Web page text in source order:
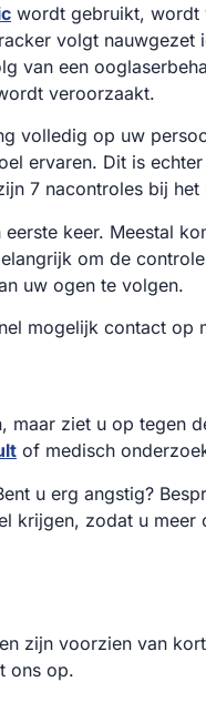
wordt gebruikt, wordt
volgt nauwgezet
van een
veroorzaakt.
volledig op uw
ervaren. Dit is
7 nacontroles bij
keer. Meestal
om de
uw ogen te volgen.
mogelijk contact op
ziet u op tegen
of medisch
u erg angstig?
krijgen, zodat u meer
zijn voorzien van
ons op.